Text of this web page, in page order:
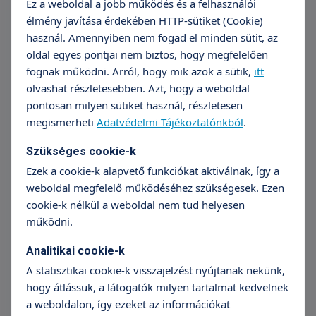
gyógytorna mellett – fűzőviselés is kiegészíti a
kezelést.
Schroth-módszer
– A leghatékonyabban egy német terápiával, a
Schroth-módszerrel tudjuk kezelni a
gerincferdülést. Ennek az a lényege, hogy egy
izmokat, így a különböző aszimmetriákat az izmok
segítségével húzzuk vissza a normál helyzetbe.
A lányoknál 16-18 éves kor körül zárul le a
csontosodás, a fiúknál pedig 18-20 éves kor körül
történik mindez. Egészen a csontosodás lezárultáig
gyógytornázni kell, hiszen addig van lehetőségünk
nagyobb mértékben javítani a gerincferdülést. A cél
az, hogy ezt az életkort minél jobb eredménnyel
érjék el a fiatalok. Így felnőtt korban is kisebb
Ez a weboldal a jobb működés és a felhasználói
élmény javítása érdekében HTTP-sütiket (Cookie)
használ. Amennyiben nem fogad el minden sütit, az
oldal egyes pontjai nem biztos, hogy megfelelően
fognak működni. Arról, hogy mik azok a sütik, itt
olvashat részletesebben. Azt, hogy a weboldal
pontosan milyen sütiket használ, részletesen
megismerheti Adatvédelmi Tájékoztatónkból.
Szükséges cookie-k
Ezek a cookie-k alapvető funkciókat aktiválnak, így a
weboldal megfelelő működéséhez szükségesek. Ezen
cookie-k nélkül a weboldal nem tud helyesen
működni.
Analitikai cookie-k
A statisztikai cookie-k visszajelzést nyújtanak nekünk,
hogy átlássuk, a látogatók milyen tartalmat kedvelnek
a weboldalon, így ezeket az információkat